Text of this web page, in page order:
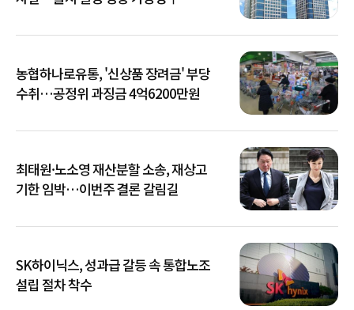
농협하나로유통, '신상품 장려금' 부당
수취…공정위 과징금 4억6200만원
최태원·노소영 재산분할 소송, 재상고
기한 임박…이번주 결론 갈림길
SK하이닉스, 성과급 갈등 속 통합노조
설립 절차 착수